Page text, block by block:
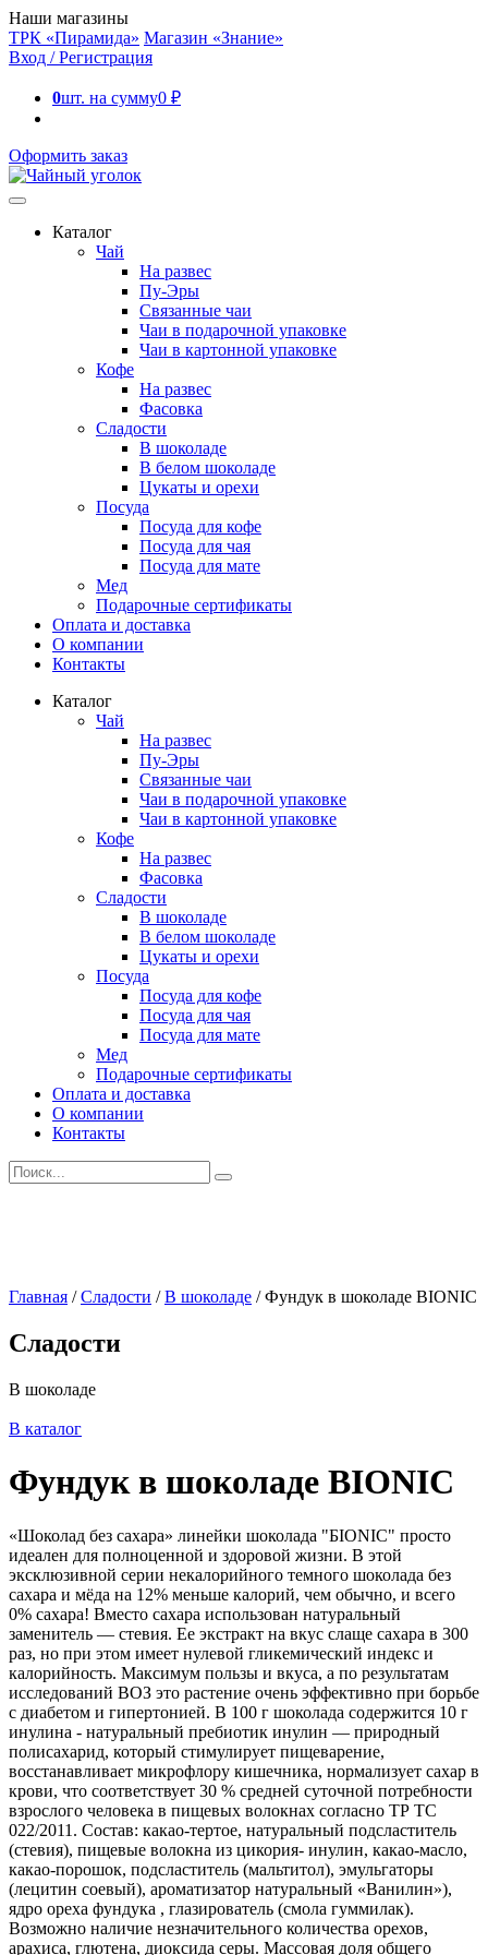
Наши магазины
ТРК «Пирамида» Магазин «Знание»
Вход / Регистрация
0шт. на сумму0 ₽
Оформить заказ
Каталог
Чай
На развес
Пу-Эры
Связанные чаи
Чаи в подарочной упаковке
Чаи в картонной упаковке
Кофе
На развес
Фасовка
Сладости
В шоколаде
В белом шоколаде
Цукаты и орехи
Посуда
Посуда для кофе
Посуда для чая
Посуда для мате
Мед
Подарочные сертификаты
Оплата и доставка
О компании
Контакты
Каталог
Чай
На развес
Пу-Эры
Связанные чаи
Чаи в подарочной упаковке
Чаи в картонной упаковке
Кофе
На развес
Фасовка
Сладости
В шоколаде
В белом шоколаде
Цукаты и орехи
Посуда
Посуда для кофе
Посуда для чая
Посуда для мате
Мед
Подарочные сертификаты
Оплата и доставка
О компании
Контакты
Искать:
Главная /Сладости /В шоколаде /Фундук в шоколаде BIONIC
Сладости
В шоколаде
В каталог
Фундук в шоколаде BIONIC
«Шоколад без сахара» линейки шоколада "БIONIC" просто
идеален для полноценной и здоровой жизни. В этой
эксклюзивной серии некалорийного темного шоколада без
сахара и мёда на 12% меньше калорий, чем обычно, и всего
0% сахара! Вместо сахара использован натуральный
заменитель — стевия. Ее экстракт на вкус слаще сахара в 300
раз, но при этом имеет нулевой гликемический индекс и
калорийность. Максимум пользы и вкуса, а по результатам
исследований ВОЗ это растение очень эффективно при борьбе
с диабетом и гипертонией. В 100 г шоколада содержится 10 г
инулина - натуральный пребиотик инулин — природный
полисахарид, который стимулирует пищеварение,
восстанавливает микрофлору кишечника, нормализует сахар в
крови, что соответствует 30 % средней суточной потребности
взрослого человека в пищевых волокнах согласно ТР ТС
022/2011. Состав: какао-тертое, натуральный подсластитель
(стевия), пищевые волокна из цикория- инулин, какао-масло,
какао-порошок, подсластитель (мальтитол), эмульгаторы
(лецитин соевый), ароматизатор натуральный «Ванилин»),
ядро ореха фундука , глазирователь (смола гуммилак).
Возможно наличие незначительного количества орехов,
арахиса, глютена, диоксида серы. Массовая доля общего